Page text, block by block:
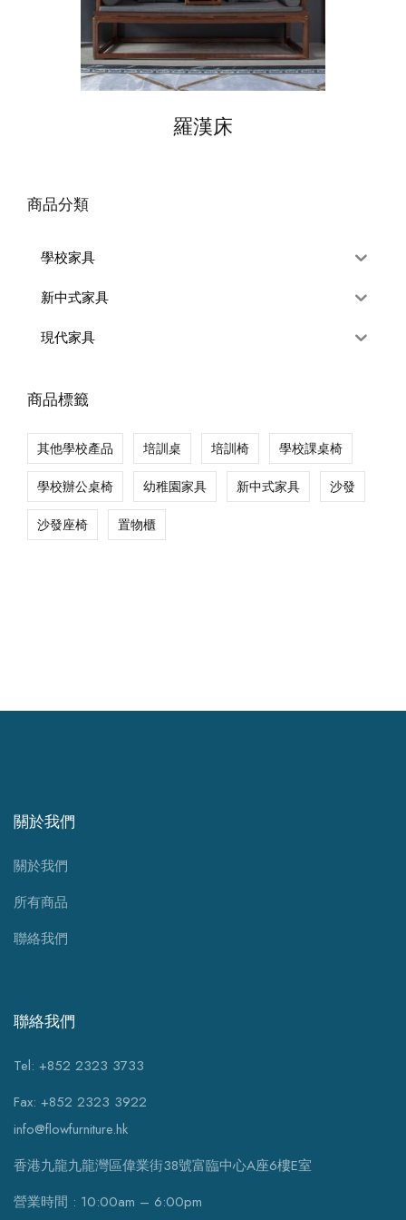
商品分類
學校家具
新中式家具
現代家具
商品標籤
其他學校產品 培訓桌 培訓椅 學校課桌椅
學校辦公桌椅 幼稚園家具 新中式家具 沙發
沙發座椅 置物櫃
羅漢床
關於我們
關於我們
所有商品
聯絡我們
聯絡我們
Tel: +852 2323 3733
Fax: +852 2323 3922
info@flowfurniture.hk
香港九龍九龍灣區偉業街38號富臨中心A座6樓E室
營業時間 : 10:00am – 6:00pm